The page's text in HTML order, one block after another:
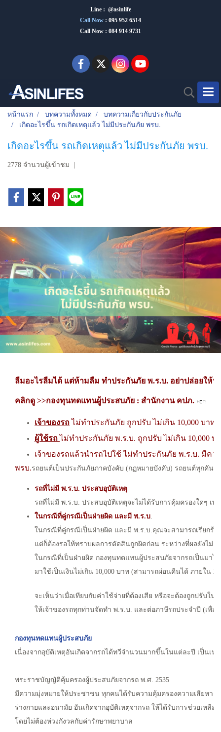
Line : @asinlife
Call Now : 095 952 6514
Call Now : 084 914 9731
หน้าแรก บทความทั้งหมด
บทความเกี่ยวกับประกันภัย
เกิดอะไรขึ้น รถเกิดเหตุแล้ว ไม่มีประกันภัย พรบ.
เกิดอะไรขึ้น รถเกิดเหตุแล้ว ไม่มีประกันภัย พรบ.
2778 จำนวนผู้เข้าชม
ลืมอะไรลืมได้ แต่ห้ามลืม ทำประกันภัย พ.ร.บ. อย่าปล่อยให้ห
คลิกดู >>กองทุนทดแทนผู้ประสบภัย : สำนักงาน คปภ.
เจ้าของรถไม่ทำประกันภัย ถูกปรับ ไม่เกิน 10,000 บาท
ผู้ใช้รถไม่ทำประกันภัย พ.ร.บ. ถูกปรับ ไม่เกิน 10,000 บ
เจ้าของรถแล้วนำรถไปใช้ ไม่ทำประกันภัย พ.ร.บ. มีคว
พรบ.รถยนต์เป็นประกันภัยภาคบังคับ (กฏหมายบังคับ) รถยนต์ทุกคัน
รถที่ไม่มี พ.ร.บ. ประสบอุบัติเหตุ
รถที่ไม่มี พ.ร.บ. ประสบอุบัติเหตุจะไม่ได้รับการคุ้มครองใดๆ เพ
ในกรณีที่คู่กรณีเป็นฝ่ายผิด และมี พ.ร.บ
ในกรณีที่คู่กรณีเป็นฝ่ายผิด และมี พ.ร.บ.คุณจะสามารถเรียกร้
แต่ก็ต้องรอให้ทราบผลการตัดสินถูกผิดก่อน ระหว่างที่ผลยังไม่
ในกรณีที่เป็นฝ่ายผิด กองทุนทดแทนผู้ประสบภัยจากรถเป็นมาไ
มาใช้เป็นเงินไม่เกิน 10,000 บาท (สามารถผ่อนคืนได้ ภายใน
จะเห็นว่าเมื่อเทียบกับค่าใช้จ่ายที่ต้องเสีย หรือจะต้องถูกปรับ
ให้เจ้าของรถทุกท่านจัดทำ พ.ร.บ. และต่อภาษีรถประจำปี (เพื่
กองทุนทดแทนผู้ประสบภัย
เนื่องจากอุบัติเหตุอันเกิดจากรถได้ทวีจำนวนมากขึ้นในแต่ละปี เป็นเ
พระราชบัญญัติคุ้มครองผู้ประสบภัยจากรถ พ.ศ. 2535
มีความมุ่งหมายให้ประชาชน ทุกคนได้รับความคุ้มครองความเสียหาย
ร่างกายและอนามัย อันเกิดจากอุบัติเหตุจากรถ ให้ได้รับการช่วยเหลือ
โดยไม่ต้องห่วงกังวลกับค่ารักษาพยาบาล